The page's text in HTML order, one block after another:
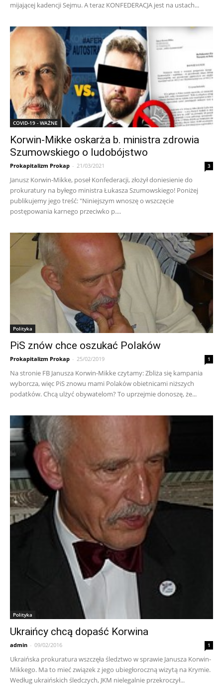
mijającej kadencji Sejmu. A teraz KONFEDERACJA jest na ustach...
COVID-19 - WAŻNE
Korwin-Mikke oskarża b. ministra zdrowia
Szumowskiego o ludobójstwo
Prokapitalizm Prokap - 21/03/2021 3
Janusz Korwin-Mikke, poseł Konfederacji, złożył doniesienie do
prokuratury na byłego ministra Łukasza Szumowskiego! Poniżej
publikujemy jego treść: "Niniejszym wnoszę o wszczęcie
postępowania karnego przeciwko p....
Polityka
PiS znów chce oszukać Polaków
Prokapitalizm Prokap - 25/02/2019 1
Na stronie FB Janusza Korwin-Mikke czytamy: Zbliża się kampania
wyborcza, więc PiS znowu mami Polaków obietnicami niższych
podatków. Chcą ulżyć obywatelom? To uprzejmie donoszę, że...
Polityka
Ukraińcy chcą dopaść Korwina
admin - 09/02/2016 1
Ukraińska prokuratura wszczęła śledztwo w sprawie Janusza Korwin-
Mikkego. Ma to mieć związek z jego ubiegłoroczną wizytą na Krymie.
Według ukraińskich śledczych, JKM nielegalnie przekroczył...